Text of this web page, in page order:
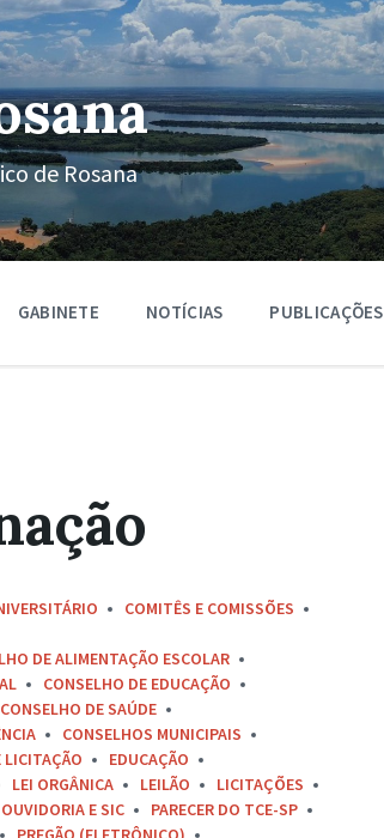
de Rosana
GABINETE NOTÍCIAS PUBLICAÇÕES
COMITÊS E COMISSÕES
DE ALIMENTAÇÃO ESCOLAR
CONSELHO DE EDUCAÇÃO
CONSELHO DE SAÚDE
CONSELHOS MUNICIPAIS
LICITAÇÃO
EDUCAÇÃO
LEI ORGÂNICA LEILÃO
LICITAÇÕES
OUVIDORIA E SIC
PARECER DO TCE-SP